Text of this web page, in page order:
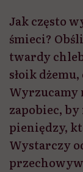
Jak często
śmieci?
twardy
słoik
Wyrzucamy
zapobiec,
pieniędzy,
Wystarczy